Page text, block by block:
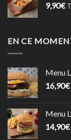
9,90€
EN CE
Menu
16,90€
Menu
14,90€